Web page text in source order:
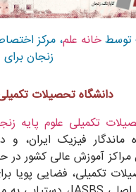
جوان‌تر حتی متراکم‌تر
سیاهچاله را به یکی از
توسطخانه علم، مرکز
زنجان
دانشگاه تحصیلات
تکمیلی علوم پایه
ماندگار فیزیک ایران،
آموزش عالی کشور در
تکمیلی، فضایی پویا